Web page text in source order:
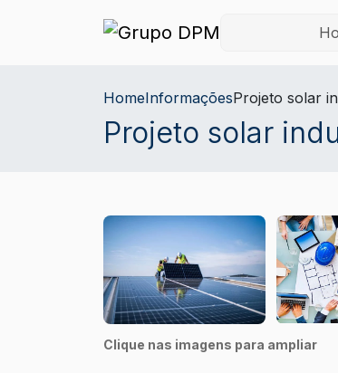
HomeInformaçõesProjeto solar
Projeto solar
Clique nas imagens para ampliar